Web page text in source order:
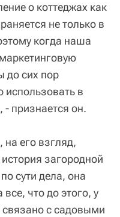
о коттеджах как
не только в
когда наша
до сих пор
в
- признается он.
его взгляд,
загородной
сути дела, она
что до этого, у
с садовыми